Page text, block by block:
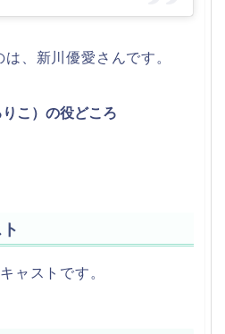
、新川優愛さんです。
こ）の役どころ
ャストです。